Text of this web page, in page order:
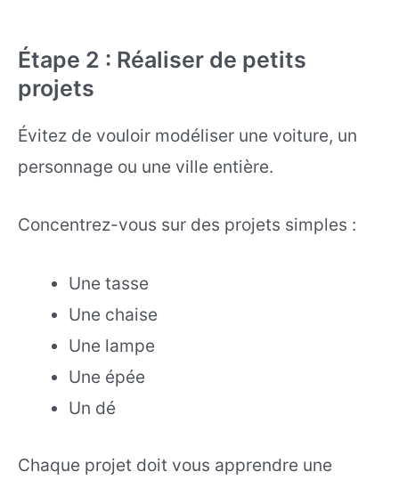
Étape 2 : Réaliser de petits
projets
Évitez de vouloir modéliser une voiture, un
personnage ou une ville entière.
Concentrez-vous sur des projets simples :
Une tasse
Une chaise
Une lampe
Une épée
Un dé
Chaque projet doit vous apprendre une